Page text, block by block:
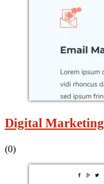
Digital Marketing
(0)